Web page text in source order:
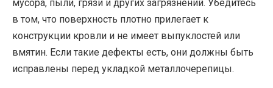
мусора, пыли, грязи и других загрязнений. Убедитесь
в том, что поверхность плотно прилегает к
конструкции кровли и не имеет выпуклостей или
вмятин. Если такие дефекты есть, они должны быть
исправлены перед укладкой металлочерепицы.